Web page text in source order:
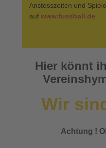
Anstosszeiten und
auf www.fussball.de
Hier könnt
Wir
Achtung !